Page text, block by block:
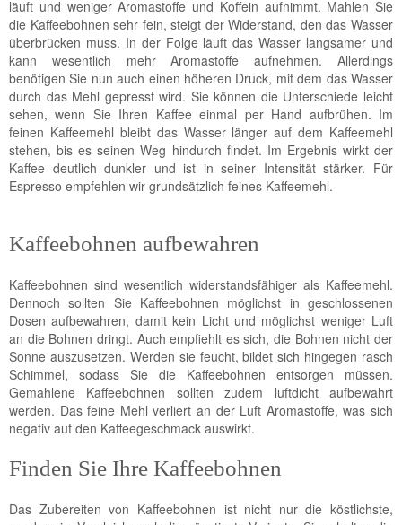
läuft und weniger Aromastoffe und Koffein aufnimmt. Mahlen Sie
die Kaffeebohnen sehr fein, steigt der Widerstand, den das Wasser
überbrücken muss. In der Folge läuft das Wasser langsamer und
kann wesentlich mehr Aromastoffe aufnehmen. Allerdings
benötigen Sie nun auch einen höheren Druck, mit dem das Wasser
durch das Mehl gepresst wird. Sie können die Unterschiede leicht
sehen, wenn Sie Ihren Kaffee einmal per Hand aufbrühen. Im
feinen Kaffeemehl bleibt das Wasser länger auf dem Kaffeemehl
stehen, bis es seinen Weg hindurch findet. Im Ergebnis wirkt der
Kaffee deutlich dunkler und ist in seiner Intensität stärker. Für
Espresso empfehlen wir grundsätzlich feines Kaffeemehl.
Kaffeebohnen aufbewahren
Kaffeebohnen sind wesentlich widerstandsfähiger als Kaffeemehl.
Dennoch sollten Sie Kaffeebohnen möglichst in geschlossenen
Dosen aufbewahren, damit kein Licht und möglichst weniger Luft
an die Bohnen dringt. Auch empfiehlt es sich, die Bohnen nicht der
Sonne auszusetzen. Werden sie feucht, bildet sich hingegen rasch
Schimmel, sodass Sie die Kaffeebohnen entsorgen müssen.
Gemahlene Kaffeebohnen sollten zudem luftdicht aufbewahrt
werden. Das feine Mehl verliert an der Luft Aromastoffe, was sich
negativ auf den Kaffeegeschmack auswirkt.
Finden Sie Ihre Kaffeebohnen
Das Zubereiten von Kaffeebohnen ist nicht nur die köstlichste,